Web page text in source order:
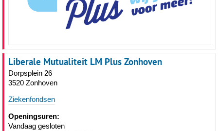
Liberale Mutualiteit LM Plus Zonhoven
Dorpsplein 26
3520 Zonhoven
Ziekenfondsen
Openingsuren:
Vandaag gesloten